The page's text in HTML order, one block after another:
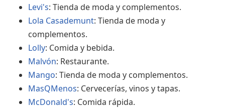
Levi's: Tienda de moda y complementos.
Lola Casademunt: Tienda de moda y
complementos.
Lolly: Comida y bebida.
Malvón: Restaurante.
Mango: Tienda de moda y complementos.
MasQMenos: Cervecerías, vinos y tapas.
McDonald's: Comida rápida.